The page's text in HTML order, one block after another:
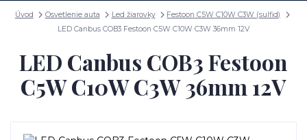
Úvod Osvetlenie auta Led žiarovky
Festoon C5W C10W C3W (sulfid)
LED Canbus COB3 Festoon C5W C10W C3W 36mm 12V
LED Canbus COB3 Festoon
C5W C10W C3W 36mm 12V